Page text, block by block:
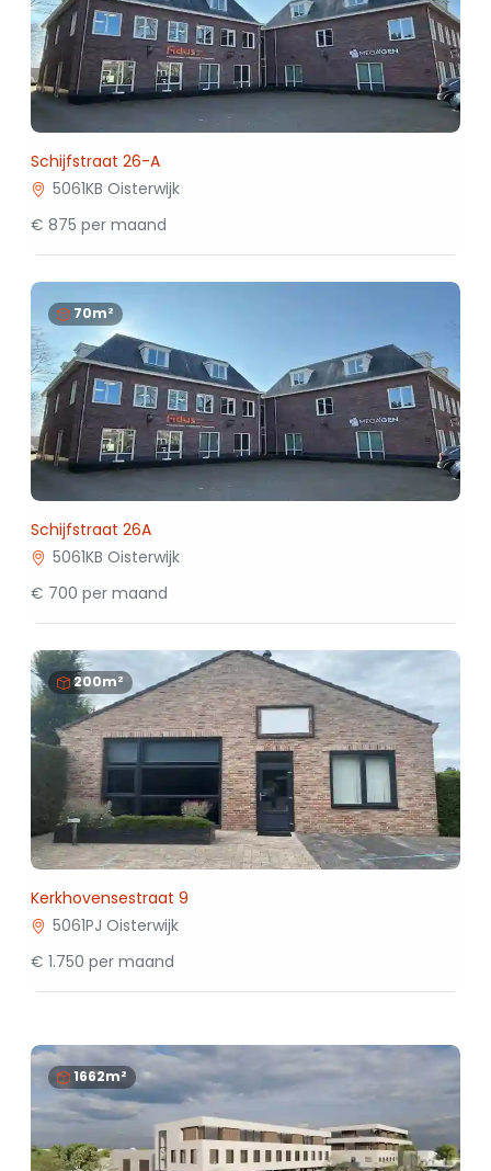
Schijfstraat 26-A
5061KB Oisterwijk
€ 875 per maand
70m²
Schijfstraat 26A
5061KB Oisterwijk
€ 700 per maand
200m²
Kerkhovensestraat 9
5061PJ Oisterwijk
€ 1.750 per maand
1662m²